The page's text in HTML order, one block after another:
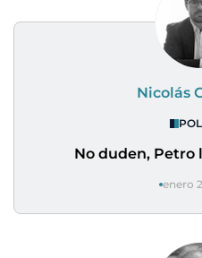
Nicolás
No duden, Petro
enero